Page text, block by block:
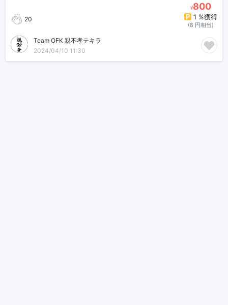
20
¥800
1 %獲得
(8 円相当)
Team OFK 親不孝テキラ
2024/04/10 11:30